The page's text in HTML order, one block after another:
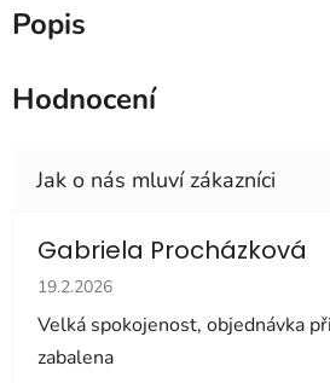
Popis
Hodnocení
Gabriela Procházková
Hodnocení obchodu je 5 z 5
19.2.2026
Velká spokojenost, objednávka
zabalena